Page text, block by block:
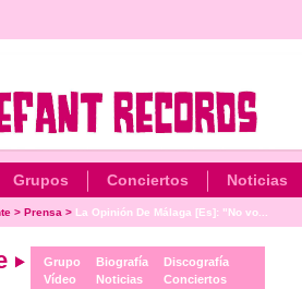
Grupos Conciertos Noticias
> Prensa > La Opinión De Málaga [Es]: "No vo...
Grupo
Vídeo
Biografía
Noticias
Discografía
Conciertos